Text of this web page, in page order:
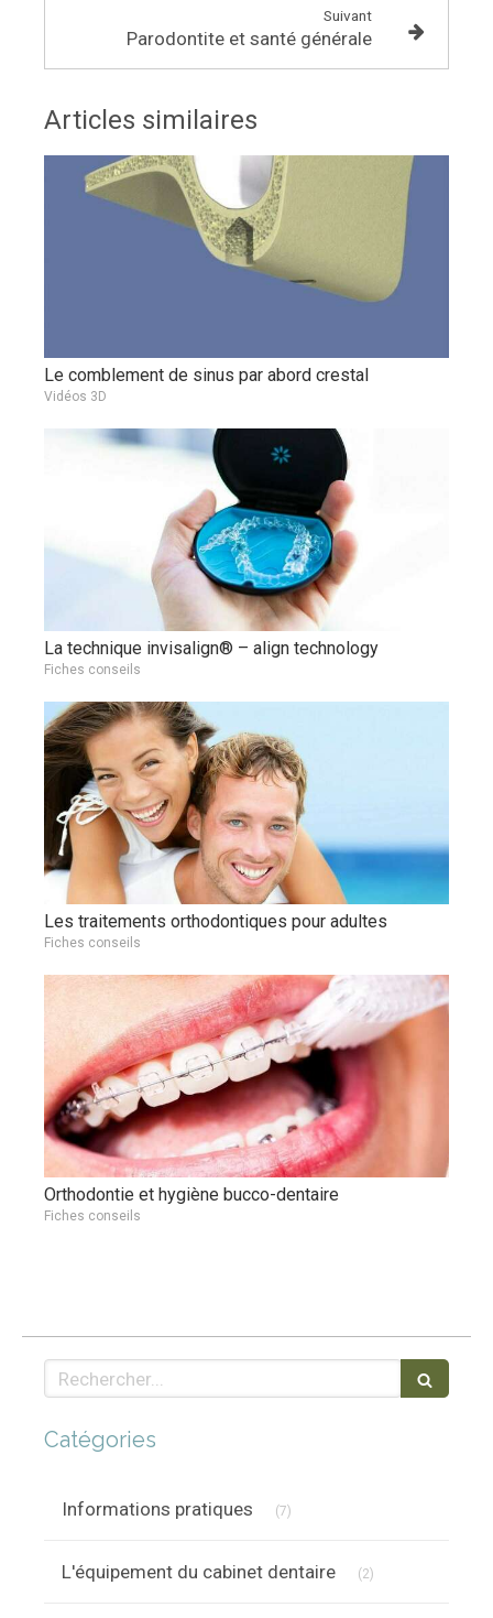
Suivant
Parodontite et santé générale
Articles similaires
Le comblement de sinus par abord crestal
Vidéos 3D
La technique invisalign® – align technology
Fiches conseils
Les traitements orthodontiques pour adultes
Fiches conseils
Orthodontie et hygiène bucco-dentaire
Fiches conseils
Rechercher
Catégories
Informations pratiques (7)
L'équipement du cabinet dentaire (2)